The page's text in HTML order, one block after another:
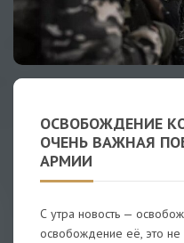
ОСВОБОЖДЕНИЕ
ОЧЕНЬ ВАЖНАЯ
АРМИИ
С утра новость —
освобождение её, это не